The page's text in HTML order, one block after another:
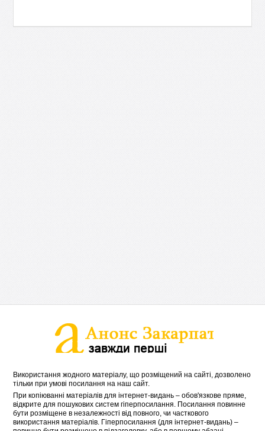
Використання жодного матеріалу, що розміщений на сайті, дозволено
тільки при умові посилання на наш сайт.
При копіюванні матеріалів для інтернет-видань – обов'язкове пряме,
відкрите для пошукових систем гіперпосилання. Посилання повинне
бути розміщене в незалежності від повного, чи часткового
використання матеріалів. Гіперпосилання (для інтернет-видань) –